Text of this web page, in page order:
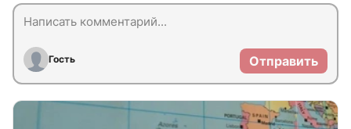
Гость Отправить